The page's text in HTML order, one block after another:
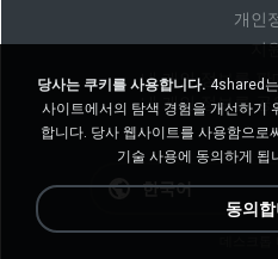
개인
지
내 개인 정보를 판
내 개인 정보를
한국어
당사는 쿠키를 사용합니다. 4shared
사이트에서의 탐색 경험을 개선하기
합니다. 당사 웹사이트를 사용함으로
기술 사용에 동의하게 됩
동의